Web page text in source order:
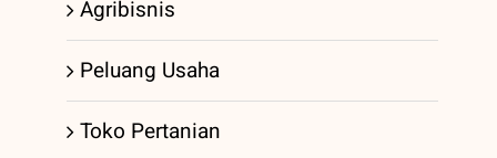
Agribisnis
Peluang Usaha
Toko Pertanian